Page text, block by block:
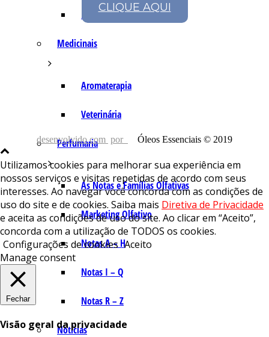
Fórmulas Caseiras
Medicinais
Aromaterapia
Veterinária
Perfumaria
As Notas e Famílias Olfativas
Marketing Olfativo
Notas A – H
Notas I – Q
Notas R – Z
Notícias
CLIQUE AQUI
desenvolvido com por Óleos Essenciais © 2019
Utilizamos cookies para melhorar sua experiência em
nossos serviços e visitas repetidas de acordo com seus
interesses. Ao navegar você concorda com as condições de
uso do site e de cookies. Saiba mais Diretiva de Privacidade
e aceita as condições de uso do site. Ao clicar em “Aceito”,
concorda com a utilização de TODOS os cookies.
Configurações de cookies Aceito
Manage consent
Fechar
Visão geral da privacidade